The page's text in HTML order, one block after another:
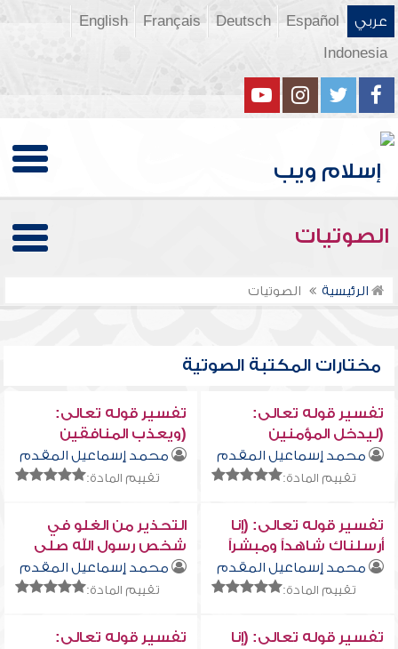
عربي Español
Deutsch
Français
English
Indonesia
الصوتيات
الرئيسية الصوتيات
مختارات المكتبة الصوتية
تفسير قوله تعالى:
(ليدخل المؤمنين
والمؤمنات جنات تجري
من تحتها الأنهار ... )
محمد إسماعيل المقدم
تقييم المادة:
تفسير قوله تعالى:
(ويعذب المنافقين
والمنافقات والمشركين
والمشركات..)
محمد إسماعيل المقدم
تقييم المادة:
تفسير قوله تعالى: (إنا
أرسلناك شاهداً ومبشراً
ونذيراً)
محمد إسماعيل المقدم
تقييم المادة:
التحذير من الغلو في
شخص رسول الله صلى
الله عليه وسلم
محمد إسماعيل المقدم
تقييم المادة:
تفسير قوله تعالى: (إنا
تفسير قوله تعالى: